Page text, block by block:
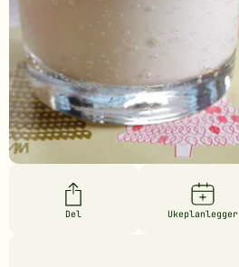
Del Ukeplanlegger